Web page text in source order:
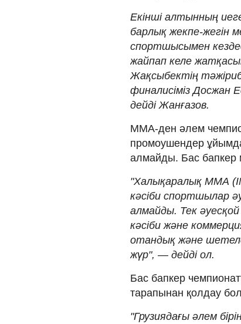
Екінші алтынның
барлық жекпе-жегін
спортшысымен
жайпап келе
Жақсыбектің
финалисіміз Досжан
дейді Жанғазов.
ММА-ден әлем
промоушендер
алмайды. Бас бапкер
"Халықаралық ММА
кәсіби спортшылар
алмайды. Тек
кәсіби және
отандық және
жүр", — дейді ол.
Бас бапкер
тарапынан қолдау
"Грузиядағы әлем